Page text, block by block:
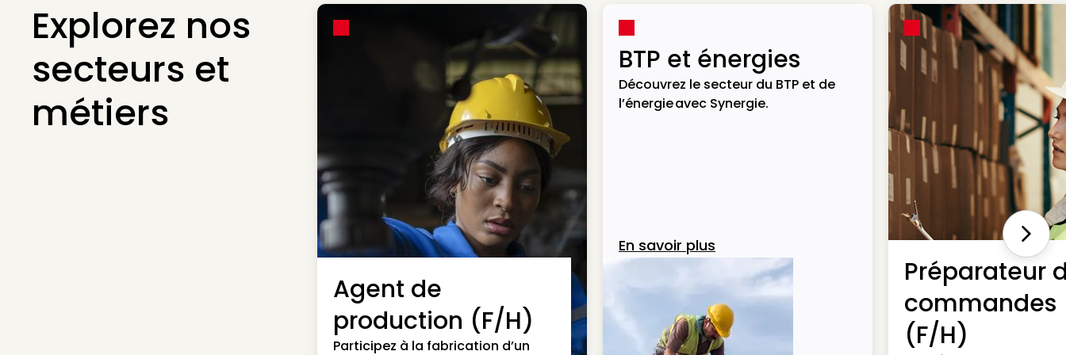
Explorez nos
secteurs et
métiers
Agent de
production (F/H)
Participez à la fabrication d’un
BTP et énergies
Découvrez le secteur du BTP et de
l’énergie avec Synergie.
En savoir plus
Préparateur
commandes
(F/H)
Next